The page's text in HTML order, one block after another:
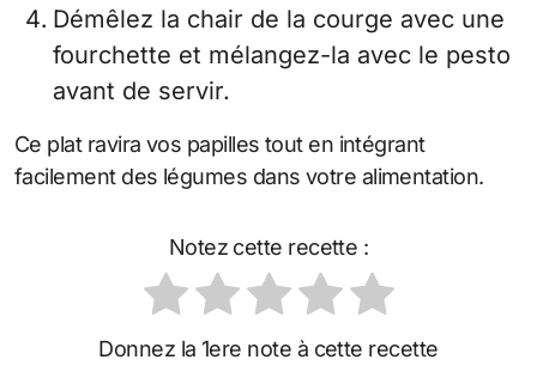
Démêlez la chair de la courge avec une
fourchette et mélangez-la avec le pesto
avant de servir.
Ce plat ravira vos papilles tout en intégrant
facilement des légumes dans votre alimentation.
Notez cette recette :
Donnez la 1ere note à cette recette